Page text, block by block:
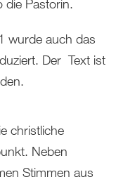
die Pastorin.
wurde auch das
Der Text ist
christliche
Neben
Stimmen aus